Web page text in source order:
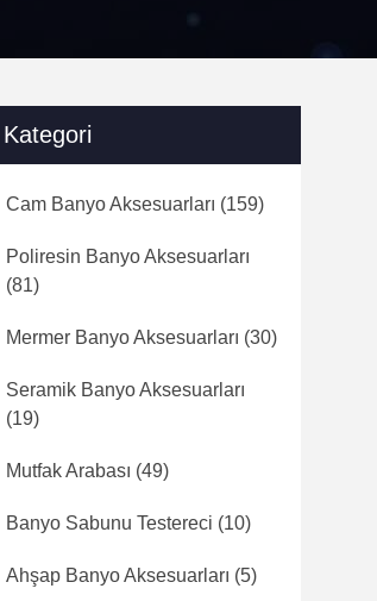
Kategori
Cam Banyo Aksesuarları (159)
Poliresin Banyo Aksesuarları
(81)
Mermer Banyo Aksesuarları (30)
Seramik Banyo Aksesuarları
(19)
Mutfak Arabası (49)
Banyo Sabunu Testereci (10)
Ahşap Banyo Aksesuarları (5)